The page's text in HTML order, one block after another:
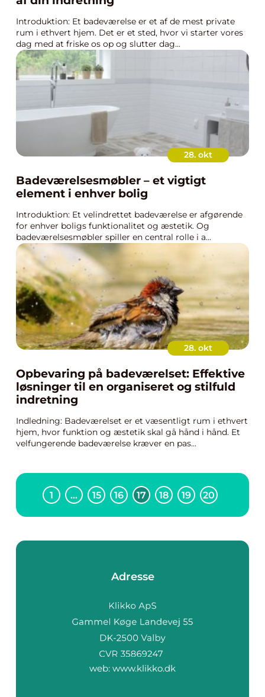
Introduktion: Et badeværelse er et af de mest private
rum i ethvert hjem. Det er et sted, hvor vi starter vores
dag med at friske os op og slutter dag...
28. okt
Badeværelsesmøbler – et vigtigt
element i enhver bolig
Introduktion: Et velindrettet badeværelse er afgørende
for enhver boligs funktionalitet og æstetik. Og
badeværelsesmøbler spiller en central rolle i a...
28. okt
Opbevaring på badeværelset: Effektive
løsninger til en organiseret og stilfuld
indretning
Indledning: Badeværelset er et væsentligt rum i ethvert
hjem, hvor funktion og æstetik skal gå hånd i hånd. Et
velfungerende badeværelse kræver en pas...
1 … 15 16 17 18 19 20
Adresse
web: www.klikko.dk